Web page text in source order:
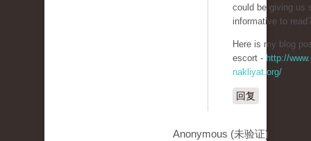
could be giving us
informative to
Here is my blog
escort - http://
nakliyat.org/
回复
Anonymous (未验证)